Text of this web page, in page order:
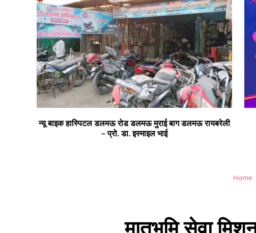
न्यू बाइक हास्पिटल डलमऊ रोड डलमऊ मुराई बाग डलमऊ रायबरेली
– प्रो. डा. इस्माइल भाई
Home